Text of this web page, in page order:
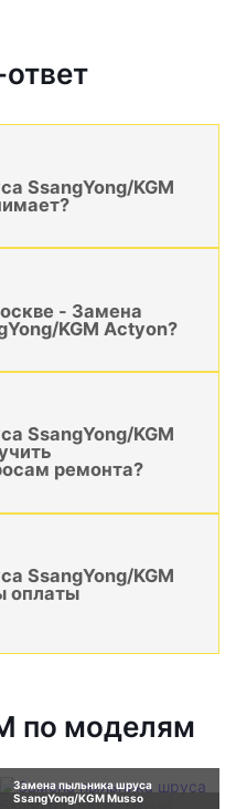
SsangYong/KGM
- Замена
KGM Actyon?
SsangYong/KGM
ремонта?
SsangYong/KGM
оплаты
по моделям
Замена пыльника шруса
SsangYong/KGM Musso